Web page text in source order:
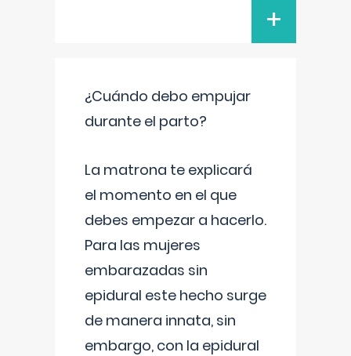
+
¿Cuándo debo empujar
durante el parto?
La matrona te explicará
el momento en el que
debes empezar a hacerlo.
Para las mujeres
embarazadas sin
epidural este hecho surge
de manera innata, sin
embargo, con la epidural